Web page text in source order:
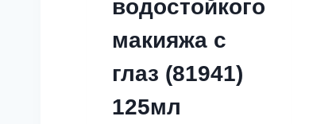
водостойкого
макияжа с
глаз (81941)
125мл